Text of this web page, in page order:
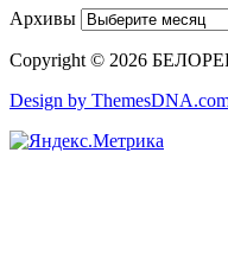
Архивы
Copyright © 2026
Design by